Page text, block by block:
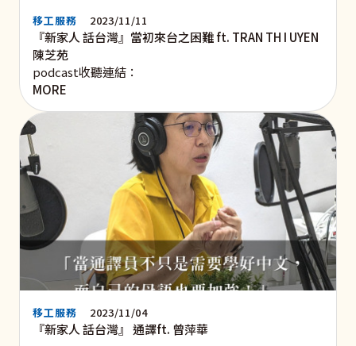
移工服務 2023/11/11
『新家人 話台灣』當初來台之困難 ft. TRAN TH I UYEN
陳芝苑
podcast收聽連結：
MORE
移工服務 2023/11/04
『新家人 話台灣』 通譯ft. 曾萍華